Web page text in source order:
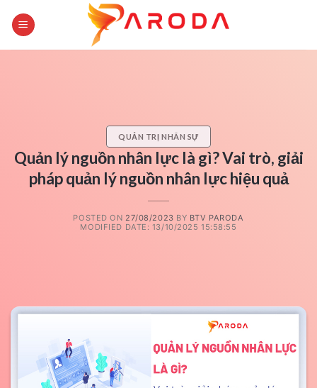
QUẢN TRỊ NHÂN SỰ
Quản lý nguồn nhân lực là gì? Vai trò, giải
pháp quản lý nguồn nhân lực hiệu quả
POSTED ON27/08/2023 BY BTV PARODA
MODIFIED DATE: 13/10/2025 15:58:55